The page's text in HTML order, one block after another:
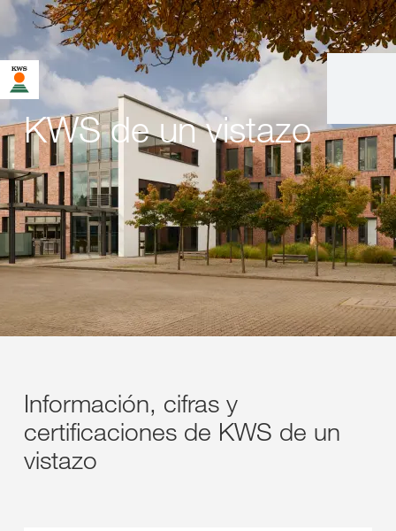
KWS de un vistazo
Información, cifras y
certificaciones de KWS de un
vistazo